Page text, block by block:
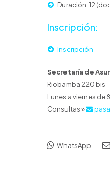
Duración: 12
Inscripción:
Inscripción
Secretaría de
Riobamba 220 bis
Lunes a viernes de
Consultas »
WhatsApp